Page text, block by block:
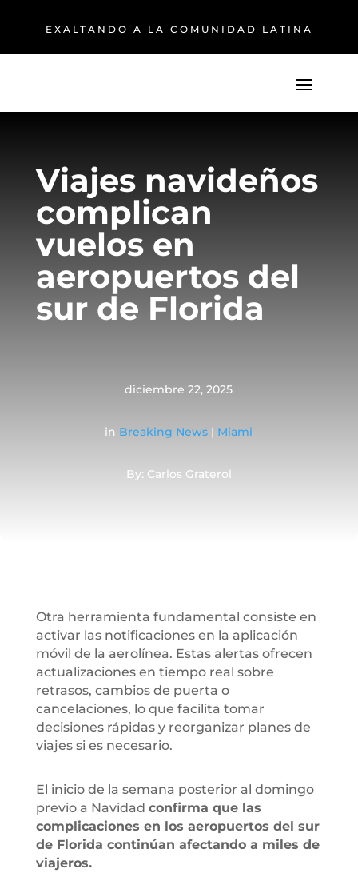
EXALTANDO A LA COMUNIDAD LATINA
Viajes navideños
complican
vuelos en
aeropuertos del
sur de Florida
diciembre 22, 2025
in Breaking News | Miami
By: Carlos Graterol
Otra herramienta fundamental consiste en
activar las notificaciones en la aplicación
móvil de la aerolínea. Estas alertas ofrecen
actualizaciones en tiempo real sobre
retrasos, cambios de puerta o
cancelaciones, lo que facilita tomar
decisiones rápidas y reorganizar planes de
viajes si es necesario.
El inicio de la semana posterior al domingo
previo a Navidad confirma que las
complicaciones en los aeropuertos del sur
de Florida continúan afectando a miles de
viajeros.